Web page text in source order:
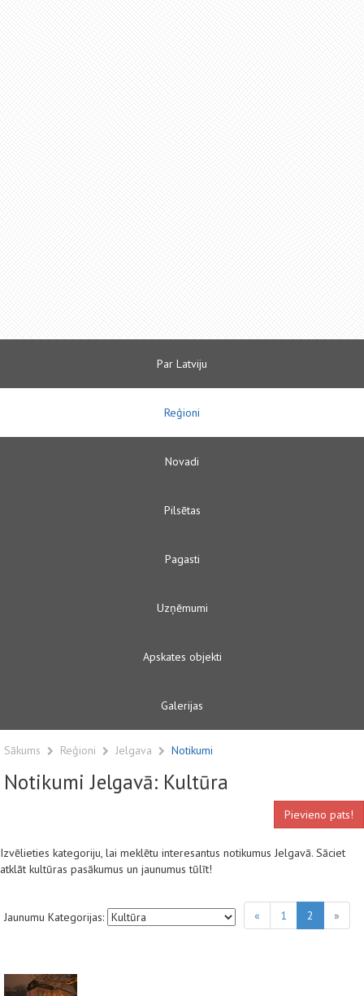
Par Latviju
Reģioni
Novadi
Pilsētas
Pagasti
Uzņēmumi
Apskates objekti
Galerijas
Sākums Reģioni Jelgava Notikumi
Notikumi Jelgavā: Kultūra
Pievieno pats!
Izvēlieties kategoriju, lai meklētu interesantus notikumus Jelgavā. Sāciet
atklāt kultūras pasākumus un jaunumus tūlīt!
Jaunumu Kategorijas: « 1 2 »